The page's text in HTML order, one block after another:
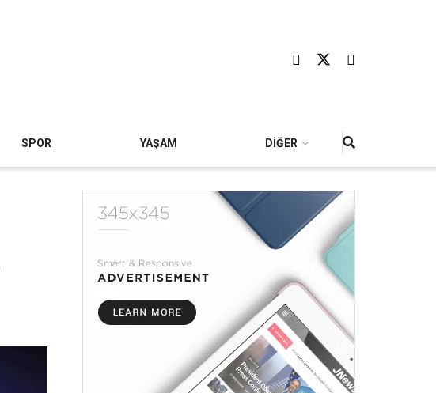
SPOR YAŞAM DİĞER